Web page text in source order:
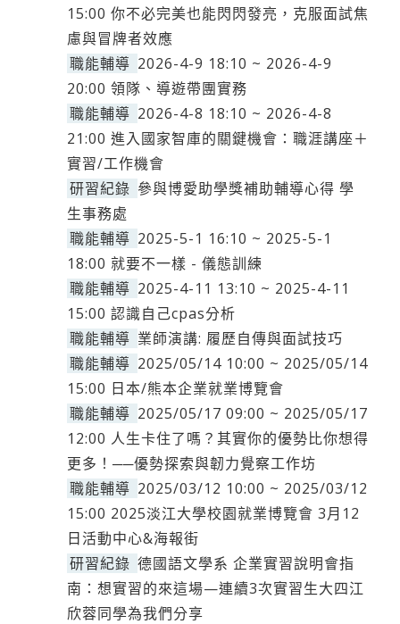
15:00 你不必完美也能閃閃發亮，克服面試焦
慮與冒牌者效應
職能輔導 2026-4-9 18:10 ~ 2026-4-9
20:00 領隊、導遊帶團實務
職能輔導 2026-4-8 18:10 ~ 2026-4-8
21:00 進入國家智庫的關鍵機會：職涯講座＋
實習/工作機會
研習紀錄 參與博愛助學獎補助輔導心得 學
生事務處
職能輔導 2025-5-1 16:10 ~ 2025-5-1
18:00 就要不一樣 - 儀態訓練
職能輔導 2025-4-11 13:10 ~ 2025-4-11
15:00 認識自己cpas分析
職能輔導 業師演講: 履歷自傳與面試技巧
職能輔導 2025/05/14 10:00 ~ 2025/05/14
15:00 日本/熊本企業就業博覽會
職能輔導 2025/05/17 09:00 ~ 2025/05/17
12:00 人生卡住了嗎？其實你的優勢比你想得
更多！──優勢探索與韌力覺察工作坊
職能輔導 2025/03/12 10:00 ~ 2025/03/12
15:00 2025淡江大學校園就業博覽會 3月12
日活動中心&海報街
研習紀錄 德國語文學系 企業實習說明會指
南：想實習的來這場—連續3次實習生大四江
欣蓉同學為我們分享